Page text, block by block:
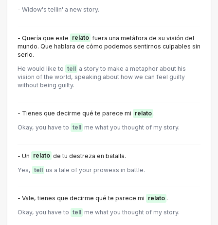
- Widow's tellin' a new story.
- Quería que este relato fuera una metáfora de su visión del
mundo. Que hablara de cómo podemos sentirnos culpables sin
serlo.
He would like to tell a story to make a metaphor about his
vision of the world, speaking about how we can feel guilty
without being guilty.
- Tienes que decirme qué te parece mi relato .
Okay, you have to tell me what you thought of my story.
- Un relato de tu destreza en batalla.
Yes, tell us a tale of your prowess in battle.
- Vale, tienes que decirme qué te parece mi relato .
Okay, you have to tell me what you thought of my story.